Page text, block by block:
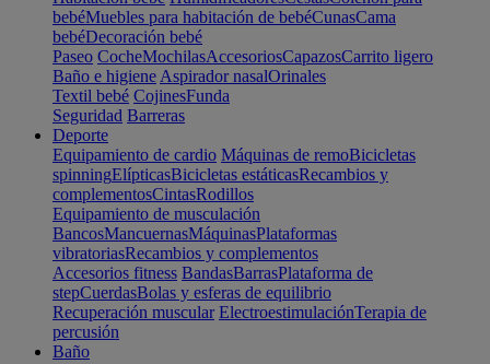
bebéMuebles para habitación de bebéCunasCama
bebéDecoración bebé
Paseo CocheMochilasAccesoriosCapazosCarrito ligero
Baño e higiene Aspirador nasalOrinales
Textil bebé CojinesFunda
Seguridad Barreras
Deporte
Equipamiento de cardio Máquinas de remoBicicletas
spinningElípticasBicicletas estáticasRecambios y
complementosCintasRodillos
Equipamiento de musculación
BancosMancuernasMáquinasPlataformas
vibratoriasRecambios y complementos
Accesorios fitness BandasBarrasPlataforma de
stepCuerdasBolas y esferas de equilibrio
Recuperación muscular ElectroestimulaciónTerapia de
percusión
Baño